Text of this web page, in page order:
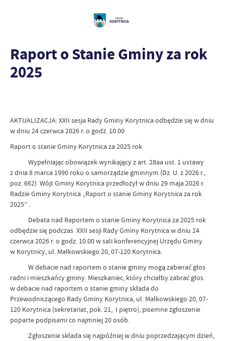
Raport o Stanie Gminy za rok
2025
AKTUALIZACJA: XXII sesja Rady Gminy Korytnica odbędzie się w dniu
w dniu 24 czerwca 2026 r. o godz. 10.00
Raport o stanie Gminy Korytnica za 2025 rok
Wypełniając obowiązek wynikający z art. 28aa ust. 1 ustawy
z dnia 8 marca 1990 roku o samorządzie gminnym (Dz. U. z 2026 r.,
poz. 662) Wójt Gminy Korytnica przedłożył w dniu 29 maja 2026 r.
Radzie Gminy Korytnica „Raport o stanie Gminy Korytnica za rok
2025” .
Debata nad Raportem o stanie Gminy Korytnica za 2025 rok
odbędzie się podczas XXII sesji Rady Gminy Korytnica w dniu 24
czerwca 2026 r. o godz. 10.00 w sali konferencyjnej Urzędu Gminy
w Korytnicy, ul. Małkowskiego 20, 07-120 Korytnica.
W debacie nad raportem o stanie gminy mogą zabierać głos
radni i mieszkańcy gminy. Mieszkaniec, który chciałby zabrać głos
w debacie nad raportem o stanie gminy składa do
Przewodniczącego Rady Gminy Korytnica, ul. Małkowskiego 20, 07-
120 Korytnica (sekretariat, pok. 21, I piętro), pisemne zgłoszenie
poparte podpisami co najmniej 20 osób.
Zgłoszenie składa się najpóźniej w dniu poprzedzającym dzień,